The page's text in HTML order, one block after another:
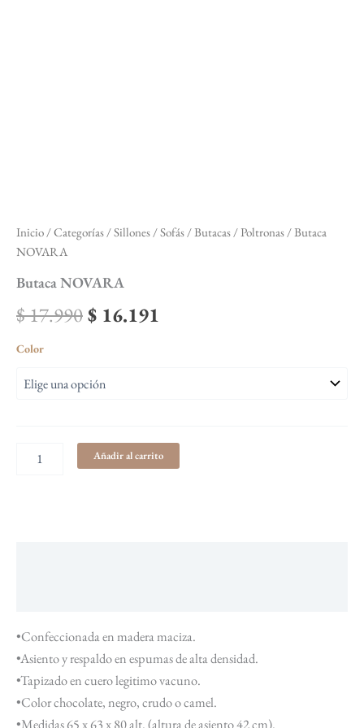
Inicio /Categorías /Sillones / Sofás /Butacas / Poltronas / Butaca
NOVARA
Butaca NOVARA
$17.990$ 16.191
Color
Añadir al carrito
•Confeccionada en madera maciza.
•Asiento y respaldo en espumas de alta densidad.
•Tapizado en cuero legitimo vacuno.
•Color chocolate, negro, crudo o camel.
•Medidas 65 x 63 x 80 alt. (altura de asiento 42 cm).